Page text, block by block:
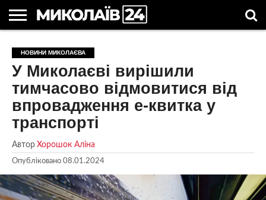
НОВИНИ
НОВИНИ
МИКОЛАЄВА
МИКОЛАЇВСЬКА
ОБЛАСТЬ
НОВИНИ
СПОРТУ
УКРАЇНА
ТА СВІТ
НОВИНИ
КОМПАНІЙ
АСТРОЛОГІЯ
СВЯТА
В
УКРАЇНІ
КОРИСНІ
СТАТТІ
НОВИНИ МИКОЛАЄВА
У Миколаєві вирішили
тимчасово відмовитися від
впровадження е-квитка у
транспорті
Автор Хорошок Аліна
Опубліковано 08.01.2024